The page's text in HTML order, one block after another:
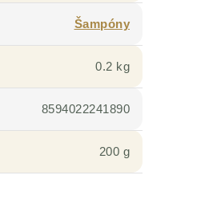
Šampóny
0.2 kg
8594022241890
200 g